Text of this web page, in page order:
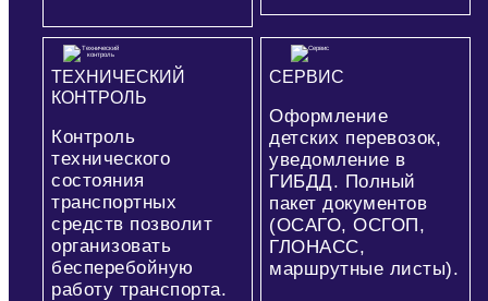
ТЕХНИЧЕСКИЙ
КОНТРОЛЬ
Контроль
технического
состояния
транспортных
средств позволит
организовать
бесперебойную
работу транспорта.
СЕРВИС
Оформление
детских перевозок,
уведомление в
ГИБДД. Полный
пакет документов
(ОСАГО, ОСГОП,
ГЛОНАСС,
маршрутные листы).